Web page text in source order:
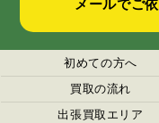
メールでご
初めての方へ
買取の流れ
出張買取エリア